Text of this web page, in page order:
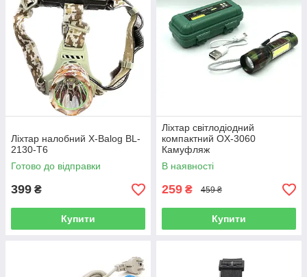
Ліхтар налобний X-Balog BL-
2130-T6
Готово до відправки
399 ₴
Купити
Ліхтар світлодіодний
компактний OX-3060
Камуфляж
В наявності
259 ₴ 459 ₴
Купити